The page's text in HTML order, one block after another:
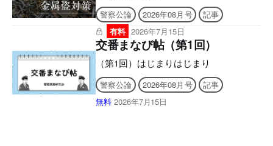
す。 ご購入後、誌面に記載の案内をご
確認の上、シリアルナンバー発行のご申
請をお願いいたします。後日、立花書房
よりメールでお送りいたします。 ［シ
リアルナンバー有効期限］ アプリ
「KEISATSU KORON PASSPORT」
2027年6月9日 まで Webメディア「警察
公論オンライン」2026年8月9日 まで
■2026年7月号電子版の付録に
警察公論 2026年08月号
記事
有料 2026年7月15日
交番まなび帖（第1回）
（第1回）はじまりはじまり
警察公論 2026年08月号
記事
無料 2026年7月15日